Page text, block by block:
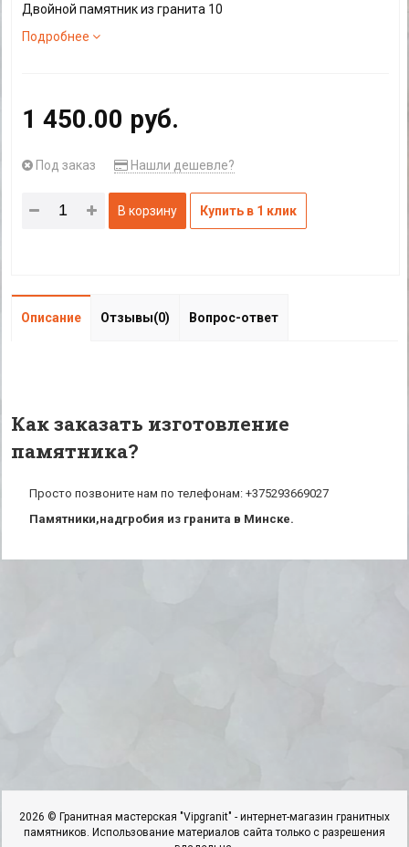
Двойной памятник из гранита 10
Подробнее
1 450.00 руб.
Под заказ Нашли дешевле?
В корзину Купить в 1 клик
Описание Отзывы(0) Вопрос-ответ
Как заказать изготовление
памятника?
Просто позвоните нам по телефонам: +375293669027
Памятники,надгробия из гранита в Минске.
2026 © Гранитная мастерская "Vipgranit" - интернет-магазин гранитных
памятников. Использование материалов сайта только с разрешения